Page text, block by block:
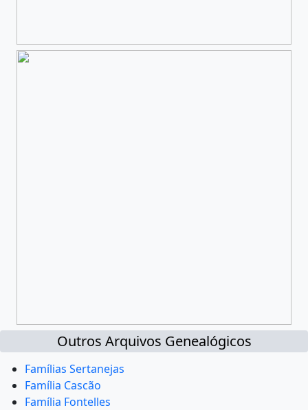
Outros Arquivos Genealógicos
Famílias Sertanejas
Família Cascão
Família Fontelles